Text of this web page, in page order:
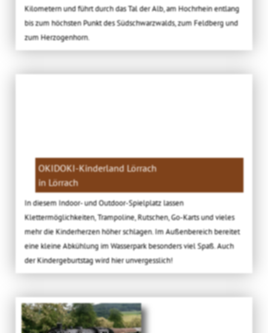
Kilometern und führt durch das Tal der Alb, am Hochrhein entlang
bis zum höchsten Punkt des Südschwarzwalds, zum Feldberg und
zum Herzogenhorn.
OKIDOKI-Kinderland Lörrach
in Lörrach
In diesem Indoor- und Outdoor-Spielplatz lassen
Klettermöglichkeiten, Trampoline, Rutschen, Go-Karts und vieles
mehr die Kinderherzen höher schlagen. Im Außenbereich bereitet
eine kleine Abkühlung im Wasserpark besonders viel Spaß. Auch
der Kindergeburtstag wird hier unvergesslich!